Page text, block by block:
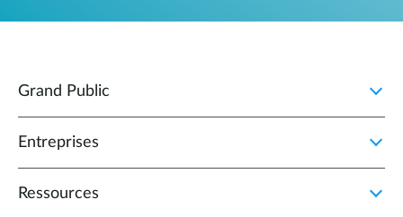
Grand Public
Entreprises
Ressources